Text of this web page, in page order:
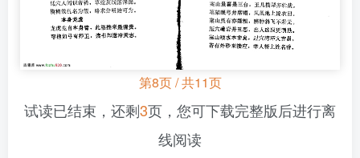
第8页 / 共11页
试读已结束，还剩3页，您可下载完整版后进行离
线阅读